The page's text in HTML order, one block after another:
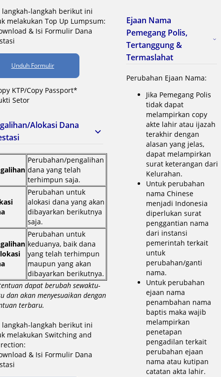
langkah-langkah berikut ini
melakukan Top Up Lumpsum:
& Isi Formulir Dana
Unduh Formulir
KTP/Copy Passport*
Setor
Alokasi Dana
Perubahan/pengalihan
dana yang telah
terhimpun saja.
Perubahan untuk
alokasi dana yang akan
dibayarkan berikutnya
saja.
Perubahan untuk
keduanya, baik dana
yang telah terhimpun
maupun yang akan
dibayarkan berikutnya.
dapat berubah sewaktu-
dan akan menyesuaikan dengan
terbaru.
langkah-langkah berikut ini
melakukan Switching and
& Isi Formulir Dana
Ejaan Nama
Pemegang Polis,
Tertanggung &
Termaslahat
Perubahan Ejaan Nama:
Jika Pemegang Polis
tidak dapat
melampirkan copy
akte lahir atau ijazah
terakhir dengan
alasan yang jelas,
dapat melampirkan
surat keterangan dari
Kelurahan.
Untuk perubahan
nama Chinese
menjadi Indonesia
diperlukan surat
penggantian nama
dari instansi
pemerintah terkait
untuk
perubahan/ganti
nama.
Untuk perubahan
ejaan nama
penambahan nama
baptis maka wajib
melampirkan
penetapan
pengadilan terkait
perubahan ejaan
nama atau kutipan
catatan akta lahir.